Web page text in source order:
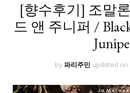
[향수후기] 조말
드 앤 주니퍼 /
by파리주민 updated on